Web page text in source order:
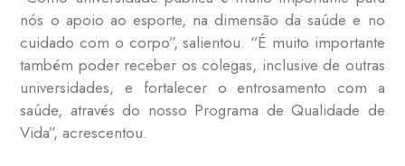
nós o apoio ao esporte, na dimensão da saúde e no
cuidado com o corpo”, salientou. “É muito importante
também poder receber os colegas, inclusive de outras
universidades, e fortalecer o entrosamento com a
saúde, através do nosso Programa de Qualidade de
Vida”, acrescentou.